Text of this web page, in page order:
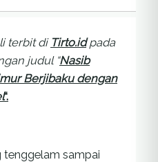
terbit di Tirto.idpada
judul “Nasib
Berjibaku dengan
“.
tenggelam sampai